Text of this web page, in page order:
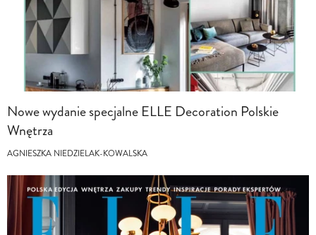
Nowe wydanie specjalne ELLE Decoration Polskie
Wnętrza
AGNIESZKA NIEDZIELAK-KOWALSKA